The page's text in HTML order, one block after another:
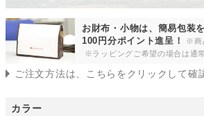
お財布・小物は、簡易包装
100円分ポイント進呈！
※商
※ラッピングご希望の場合は通
ご注文方法は、こちらをクリックして確
カラー